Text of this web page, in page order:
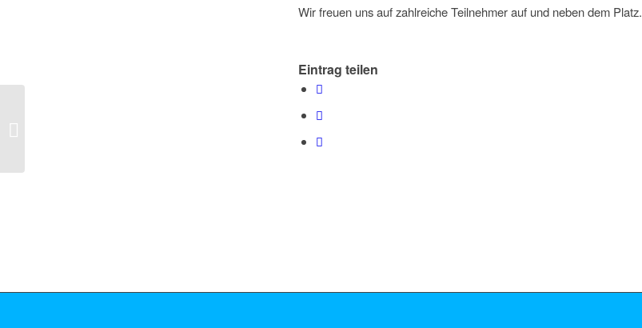
Wir freuen uns auf zahlreiche Teilnehmer auf und neben dem Platz.
Eintrag teilen